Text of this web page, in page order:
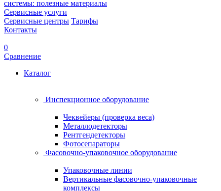
системы: полезные материалы
Сервисные услуги
Сервисные центры Тарифы
Контакты
0
Сравнение
Каталог
Инспекционное оборудование
Чеквейеры (проверка веса)
Металлодетекторы
Рентгендетекторы
Фотосепараторы
Фасовочно-упаковочное оборудование
Упаковочные линии
Вертикальные фасовочно-упаковочные
комплексы